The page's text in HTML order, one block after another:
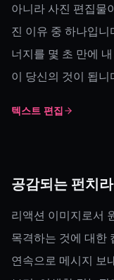
아니라 사진 편집물
진 이유 중 하나입
너지를 몇 초 만에
이 당신의 것이 됩니
텍스트 편집
공감되는 펀치
리액션 이미지로서
목격하는 것에 대
연속으로 메시지 보